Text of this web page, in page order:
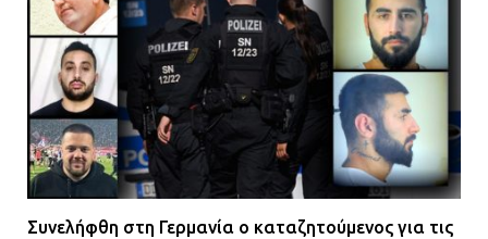
Συνελήφθη στη Γερμανία ο καταζητούμενος για τις